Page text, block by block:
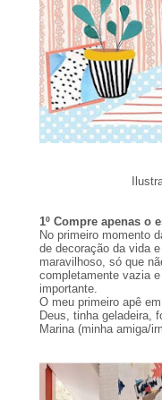
1º Compre apenas o
No primeiro momento
de decoração da vida
maravilhoso, só que
completamente vazia
importante.
O meu primeiro apê
Deus, tinha geladeira,
Marina (minha amiga/